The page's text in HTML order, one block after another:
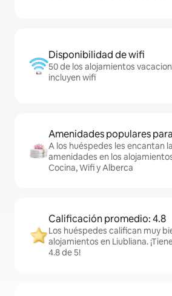
Disponibilidad de wifi
50 de los alojamientos
incluyen wifi
Amenidades populares
A los huéspedes les encantan
amenidades en los
Cocina, Wifi y Alberca
Calificación promedio: 4.8
Los huéspedes califican muy
alojamientos en Liubliana.
4.8 de 5!